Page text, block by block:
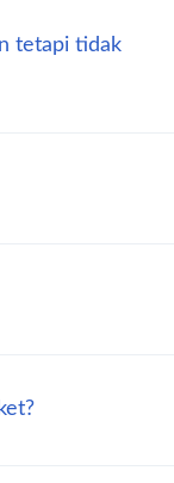
tetapi tidak